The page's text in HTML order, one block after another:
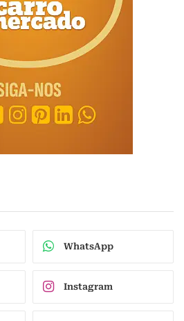
WhatsApp
Instagram